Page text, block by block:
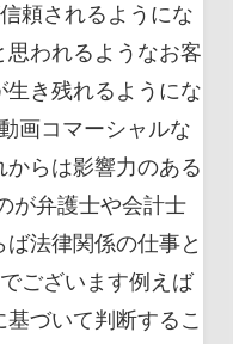
頼されるようにな
思われるようなお客
生き残れるようにな
画コマーシャルな
らは影響力のある
が弁護士や会計士
法律関係の仕事と
ございます例えば
づいて判断するこ